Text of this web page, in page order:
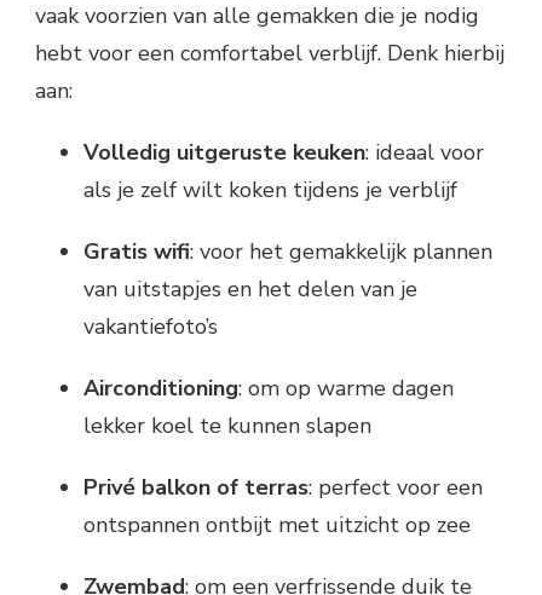
vaak voorzien van alle gemakken die je nodig
hebt voor een comfortabel verblijf. Denk hierbij
aan:
Volledig uitgeruste keuken: ideaal voor
als je zelf wilt koken tijdens je verblijf
Gratis wifi: voor het gemakkelijk plannen
van uitstapjes en het delen van je
vakantiefoto’s
Airconditioning: om op warme dagen
lekker koel te kunnen slapen
Privé balkon of terras: perfect voor een
ontspannen ontbijt met uitzicht op zee
Zwembad: om een verfrissende duik te